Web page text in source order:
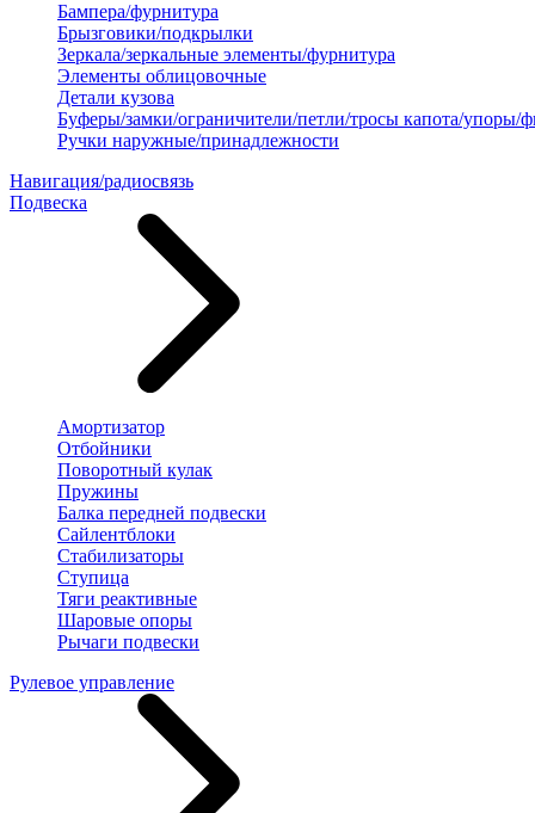
Бампера/фурнитура
Брызговики/подкрылки
Зеркала/зеркальные элементы/фурнитура
Элементы облицовочные
Детали кузова
Буферы/замки/ограничители/петли/тросы капота/упоры/
Ручки наружные/принадлежности
Навигация/радиосвязь
Подвеска
Амортизатор
Отбойники
Поворотный кулак
Пружины
Балка передней подвески
Сайлентблоки
Стабилизаторы
Ступица
Тяги реактивные
Шаровые опоры
Рычаги подвески
Рулевое управление